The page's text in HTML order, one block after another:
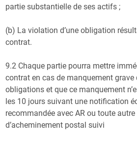
partie substantielle de ses actifs ;
(b) La violation d’une obligation
contrat.
9.2 Chaque partie pourra mettre
contrat en cas de manquement grave
obligations et que ce manquement
les 10 jours suivant une notification
recommandée avec AR ou toute
d’acheminement postal suivi